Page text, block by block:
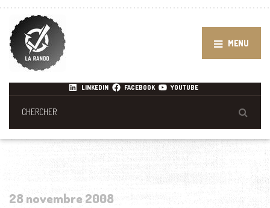
MENU
LINKEDIN FACEBOOK YOUTUBE
28 novembre 2008